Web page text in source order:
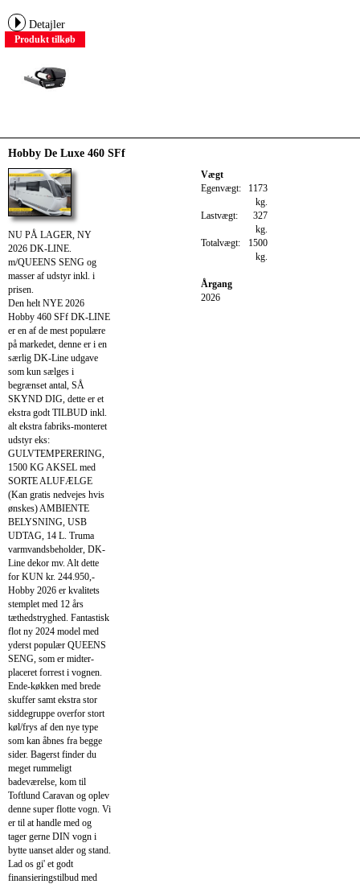
Detajler
Produkt tilkøb
Hobby De Luxe 460 SFf
NU PÅ LAGER, NY
2026 DK-LINE.
m/QUEENS SENG og
masser af udstyr inkl. i
prisen.
Den helt NYE 2026
Hobby 460 SFf DK-LINE
er en af de mest populære
på markedet, denne er i en
særlig DK-Line udgave
som kun sælges i
begrænset antal, SÅ
SKYND DIG, dette er et
ekstra godt TILBUD inkl.
alt ekstra fabriks-monteret
udstyr eks:
GULVTEMPERERING,
1500 KG AKSEL med
SORTE ALUFÆLGE
(Kan gratis nedvejes hvis
ønskes) AMBIENTE
BELYSNING, USB
UDTAG, 14 L. Truma
varmvandsbeholder, DK-
Line dekor mv. Alt dette
for KUN kr. 244.950,-
Hobby 2026 er kvalitets
stemplet med 12 års
tæthedstryghed. Fantastisk
flot ny 2024 model med
yderst populær QUEENS
SENG, som er midter-
placeret forrest i vognen.
Ende-køkken med brede
skuffer samt ekstra stor
siddegruppe overfor stort
køl/frys af den nye type
som kan åbnes fra begge
sider. Bagerst finder du
meget rummeligt
badeværelse, kom til
Toftlund Caravan og oplev
denne super flotte vogn. Vi
er til at handle med og
tager gerne DIN vogn i
bytte uanset alder og stand.
Lad os gi' et godt
finansieringstilbud med
Vægt
Egenvægt: 1173
kg.
Lastvægt:
327
kg.
Totalvægt:
1500
kg.
Årgang
2026